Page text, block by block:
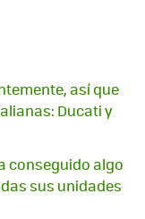
así que
Ducati y
conseguido algo
sus unidades